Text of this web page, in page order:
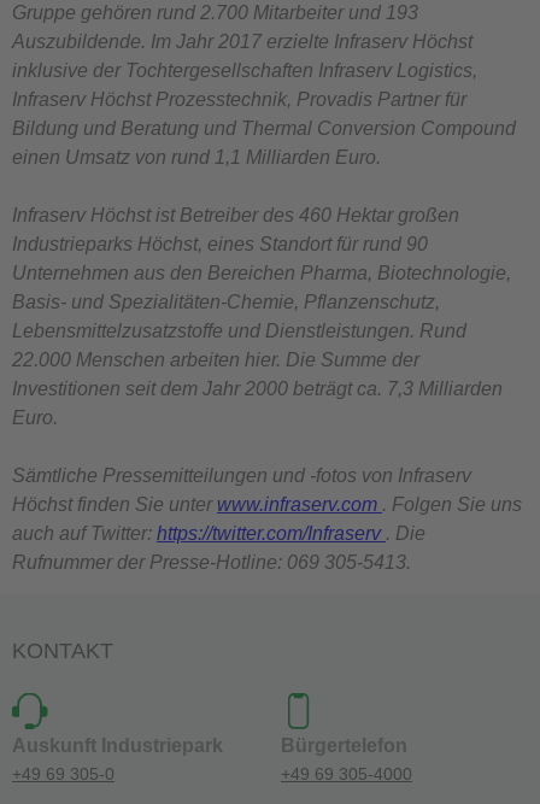
Gruppe gehören rund 2.700 Mitarbeiter und 193
Auszubildende. Im Jahr 2017 erzielte Infraserv Höchst
inklusive der Tochtergesellschaften Infraserv Logistics,
Infraserv Höchst Prozesstechnik, Provadis Partner für
Bildung und Beratung und Thermal Conversion Compound
einen Umsatz von rund 1,1 Milliarden Euro.
Infraserv Höchst ist Betreiber des 460 Hektar großen
Industrieparks Höchst, eines Standort für rund 90
Unternehmen aus den Bereichen Pharma, Biotechnologie,
Basis- und Spezialitäten-Chemie, Pflanzenschutz,
Lebensmittelzusatzstoffe und Dienstleistungen. Rund
22.000 Menschen arbeiten hier. Die Summe der
Investitionen seit dem Jahr 2000 beträgt ca. 7,3 Milliarden
Euro.
Sämtliche Pressemitteilungen und -fotos von Infraserv
Höchst finden Sie unter www.infraserv.com . Folgen Sie uns
auch auf Twitter: https://twitter.com/Infraserv . Die
Rufnummer der Presse-Hotline: 069 305-5413.
KONTAKT
Auskunft Industriepark
+49 69 305-0
Bürgertelefon
+49 69 305-4000